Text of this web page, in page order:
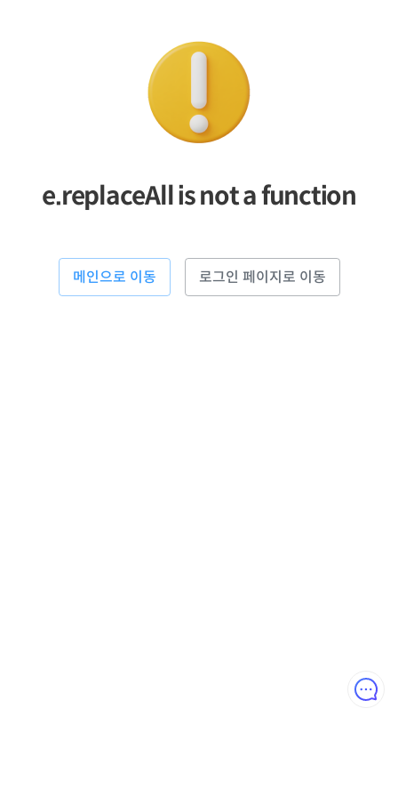
e.replaceAll is not a function
메인으로 이동 로그인 페이지로 이동